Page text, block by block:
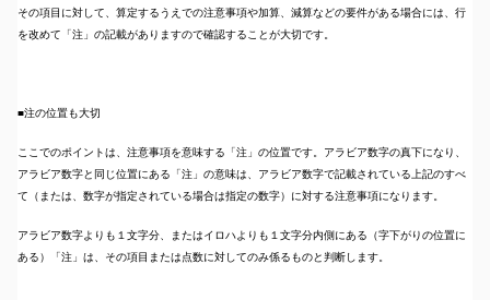
その項目に対して、算定するうえでの注意事項や加算、減算などの要件がある場合には、行
を改めて「注」の記載がありますので確認することが大切です。
■注の位置も大切
ここでのポイントは、注意事項を意味する「注」の位置です。アラビア数字の真下になり、
アラビア数字と同じ位置にある「注」の意味は、アラビア数字で記載されている上記のすべ
て（または、数字が指定されている場合は指定の数字）に対する注意事項になります。
アラビア数字よりも１文字分、またはイロハよりも１文字分内側にある（字下がりの位置に
ある）「注」は、その項目または点数に対してのみ係るものと判断します。